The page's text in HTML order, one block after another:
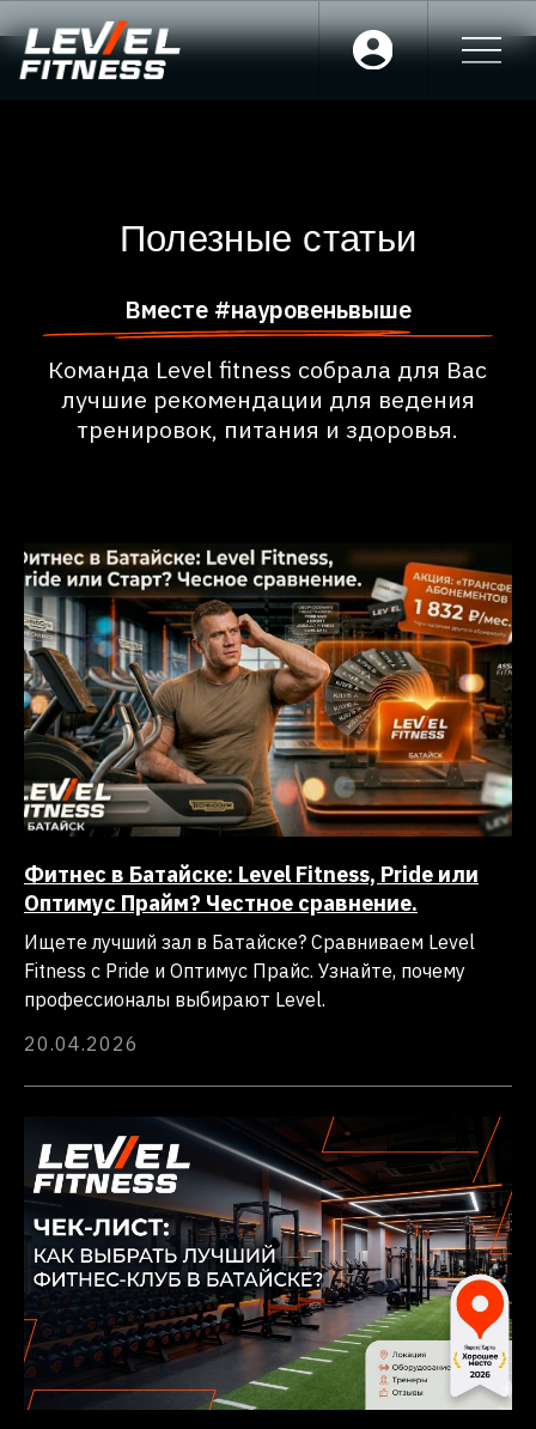
тренировок, питания и здоровья.
Фитнес в Батайске: Level Fitness, Pride или
Оптимус Прайм? Честное сравнение.
Ищете лучший зал в Батайске? Сравниваем Level
Fitness с Pride и Оптимус Прайс. Узнайте, почему
профессионалы выбирают Level.
20.04.2026